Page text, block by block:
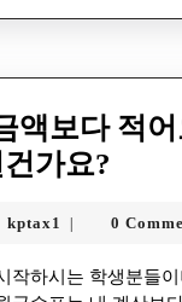
액보다 적
가요?
kptax1 | 0